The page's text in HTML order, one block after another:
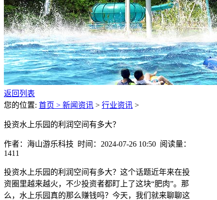
返回列表
您的位置: 首页 > 新闻资讯 > 行业资讯 >
投资水上乐园的利润空间有多大？
作者：海山游乐科技 时间：2024-07-26 10:50 阅读量：
1411
投资水上乐园的利润空间有多大？这个话题近年来在投
资圈里越来越火，不少投资者都盯上了这块“肥肉”。那
么，水上乐园真的那么赚钱吗？今天，我们就来聊聊这